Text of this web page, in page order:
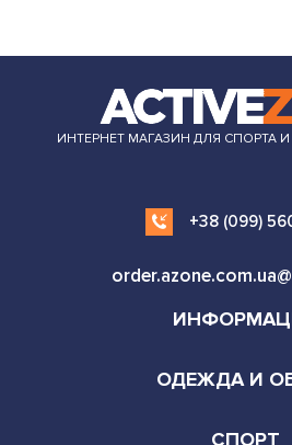
ИНТЕРНЕТ МАГАЗИН ДЛЯ СПОРТА
+38 (099)
ОДЕЖДА И
СПОРТ